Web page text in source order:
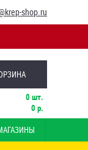
shop.ru
0 шт.
0 р.